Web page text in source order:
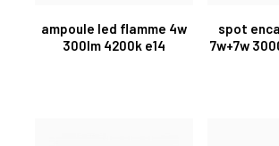
ampoule led flamme 4w
300lm 4200k e14
spot
7w+7w